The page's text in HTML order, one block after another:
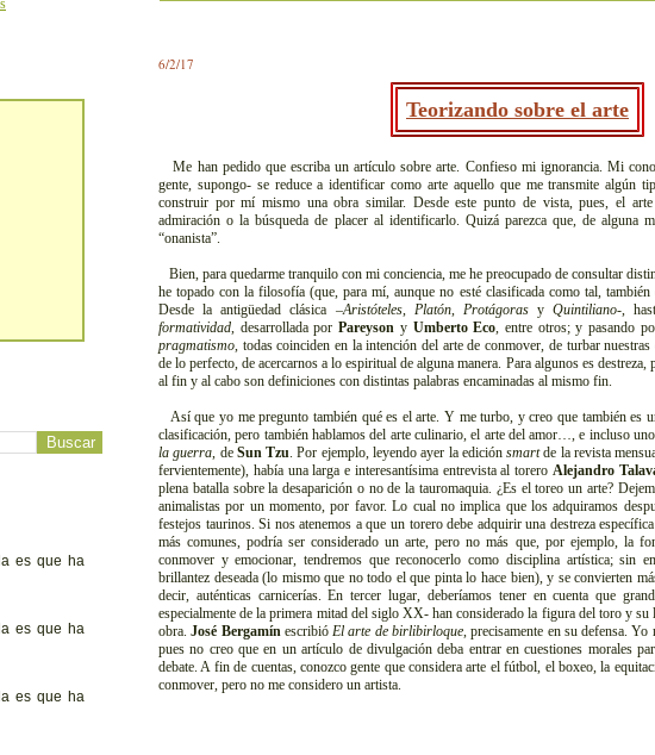
6/2/17
Teorizando sobre el arte
Me han pedido que escriba un artículo sobre arte. Confieso mi ignorancia. Mi
gente, supongo- se reduce a identificar como arte aquello que me transmite algún
construir por mí mismo una obra similar. Desde este punto de vista, pues, el arte
admiración o la búsqueda de placer al identificarlo. Quizá parezca que, de alguna
“onanista”.
Bien, para quedarme tranquilo con mi conciencia, me he preocupado de consultar
he topado con la filosofía (que, para mí, aunque no esté clasificada como tal,
Desde la antigüedad clásica –Aristóteles, Platón, ProtágorasyQuintiliano-,
formatividad, desarrollada porPareyson y Umberto Eco, entre otros; y pasando
pragmatismo, todas coinciden en la intención del arte de conmover, de turbar
de lo perfecto, de acercarnos a lo espiritual de alguna manera. Para algunos es
al fin y al cabo son definiciones con distintas palabras encaminadas al mismo fin.
Así que yo me pregunto también qué es el arte. Y me turbo, y creo que también es
clasificación, pero también hablamos del arte culinario, el arte del amor…, e incluso
la guerra, de Sun Tzu. Por ejemplo, leyendo ayer la ediciónsmartde la revista
fervientemente), había una larga e interesantísima entrevista al torero Alejandro
plena batalla sobre la desaparición o no de la tauromaquia. ¿Es el toreo un arte?
animalistas por un momento, por favor. Lo cual no implica que los adquiramos
festejos taurinos. Si nos atenemos a que un torero debe adquirir una destreza
más comunes, podría ser considerado un arte, pero no más que, por ejemplo, la
conmover y emocionar, tendremos que reconocerlo como disciplina artística; sin
brillantez deseada (lo mismo que no todo el que pinta lo hace bien), y se convierten
decir, auténticas carnicerías. En tercer lugar, deberíamos tener en cuenta que
especialmente de la primera mitad del siglo XX- han considerado la figura del toro y
obra.José BergamínescribióEl arte de birlibirloque, precisamente en su defensa.
pues no creo que en un artículo de divulgación deba entrar en cuestiones morales
debate. A fin de cuentas, conozco gente que considera arte el fútbol, el boxeo, la
conmover, pero no me considero un artista.